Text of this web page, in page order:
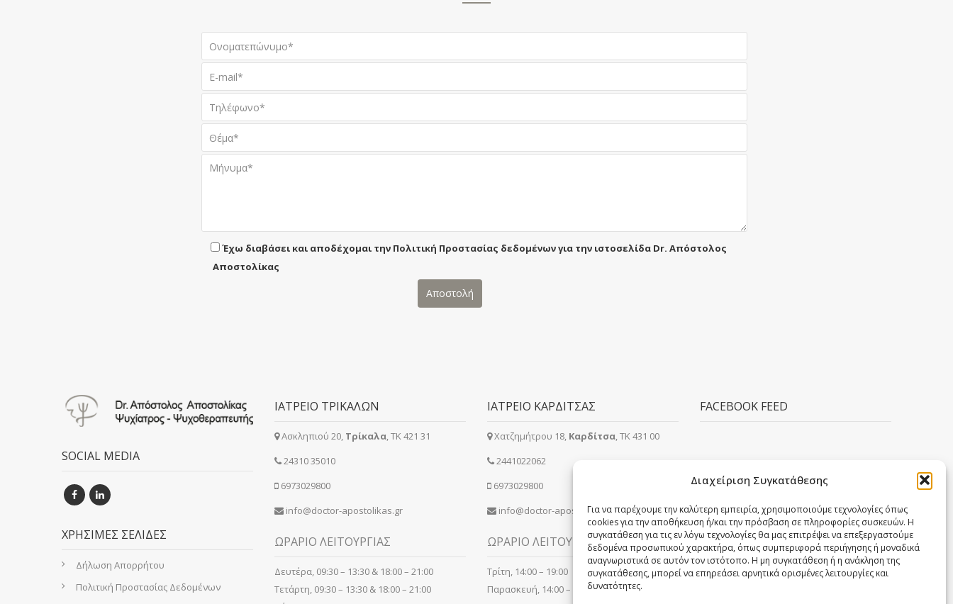
Διαχείριση Συγκατάθεσης
Για να παρέχουμε την καλύτερη εμπειρία, χρησιμοποιούμε τεχνολογίες όπως
cookies για την αποθήκευση ή/και την πρόσβαση σε πληροφορίες συσκευών. Η
συγκατάθεση για τις εν λόγω τεχνολογίες θα μας επιτρέψει να επεξεργαστούμε
δεδομένα προσωπικού χαρακτήρα, όπως συμπεριφορά περιήγησης ή μοναδικά
αναγνωριστικά σε αυτόν τον ιστότοπο. Η μη συγκατάθεση ή η ανάκληση της
συγκατάθεσης, μπορεί να επηρεάσει αρνητικά ορισμένες λειτουργίες και
δυνατότητες.
Έχω διαβάσει και αποδέχομαι την Πολιτική Προστασίας δεδομένωνγια την ιστοσελίδα Dr. Απόστολος
Αποστολίκας
SOCIAL MEDIA
ΧΡΗΣΙΜΕΣ ΣΕΛΙΔΕΣ
Δήλωση Απορρήτου
Πολιτική Προστασίας Δεδομένων
ΙΑΤΡΕΙΟ ΤΡΙΚΑΛΩΝ
Ασκληπιού 20, Τρίκαλα, ΤΚ 421 31
24310 35010
6973029800
info@doctor-apostolikas.gr
ΩΡΑΡΙΟ ΛΕΙΤΟΥΡΓΙΑΣ
Δευτέρα, 09:30 – 13:30 & 18:00 – 21:00
Τετάρτη, 09:30 – 13:30 & 18:00 – 21:00
ΙΑΤΡΕΙΟ ΚΑΡΔΙΤΣΑΣ
Χατζημήτρου 18, Καρδίτσα, ΤΚ 431 00
2441022062
6973029800
info@doctor-apostolikas.gr
ΩΡΑΡΙΟ ΛΕΙΤΟΥΡΓΙΑΣ
Τρίτη, 14:00 – 19:00
Παρασκευή, 14:00 – 19:00
FACEBOOK FEED